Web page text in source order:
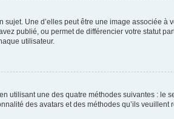
Une d’elles peut être une image associée
publié, ou permet de différencier votre statut
utilisateur.
utilisant une des quatre méthodes suivantes : le
des avatars et des méthodes qu’ils